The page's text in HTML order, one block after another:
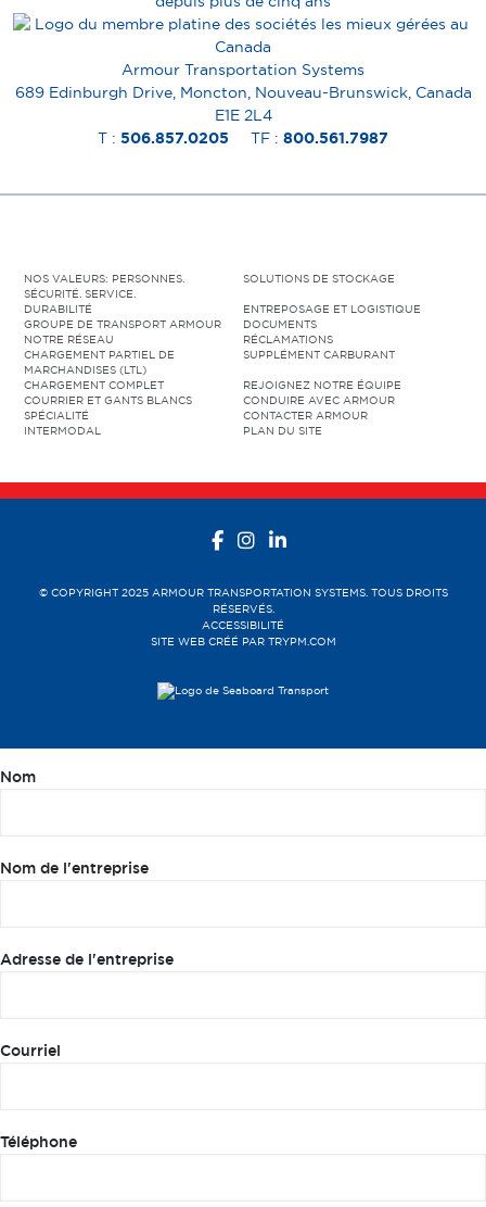
Armour Transportation Systems
689 Edinburgh Drive, Moncton, Nouveau-Brunswick, Canada
E1E 2L4
T : 506.857.0205 TF : 800.561.7987
NOS VALEURS: PERSONNES.
SÉCURITÉ. SERVICE.
SOLUTIONS DE STOCKAGE
DURABILITÉ
ENTREPOSAGE ET LOGISTIQUE
GROUPE DE TRANSPORT ARMOUR
DOCUMENTS
NOTRE RÉSEAU
RÉCLAMATIONS
CHARGEMENT PARTIEL DE
MARCHANDISES (LTL)
SUPPLÉMENT CARBURANT
CHARGEMENT COMPLET
REJOIGNEZ NOTRE ÉQUIPE
COURRIER ET GANTS BLANCS
CONDUIRE AVEC ARMOUR
SPÉCIALITÉ
CONTACTER ARMOUR
INTERMODAL
PLAN DU SITE
© COPYRIGHT 2025 ARMOUR TRANSPORTATION SYSTEMS. TOUS DROITS
RÉSERVÉS.
ACCESSIBILITÉ
SITE WEB CRÉÉ PAR TRYPM.COM
Nom
Nom de l'entreprise
Adresse de l'entreprise
Courriel
Téléphone